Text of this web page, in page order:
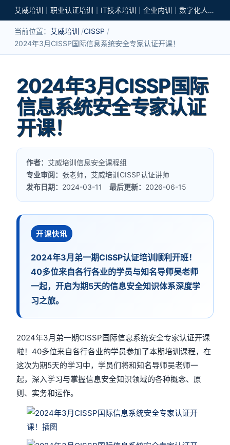
艾威培训｜职业认证培训｜IT技术培训｜企业内训｜数字化人才培养
当前位置： 艾威培训 CISSP
2024年3月CISSP国际信息系统安全专家认证开课！
2024年3月CISSP国际
信息系统安全专家认证
开课！
作者： 艾威培训信息安全课程组
专业审阅： 张老师，艾威培训CISSP认证讲师
发布日期： 2024-03-11最后更新： 2026-06-15
开课快讯
2024年3月弟一期CISSP认证培训顺利开班！
40多位来自各行各业的学员与知名导师吴老师
一起，开启为期5天的信息安全知识体系深度学
习之旅。
2024年3月弟一期CISSP国际信息系统安全专家认证开课
啦！40多位来自各行各业的学员参加了本期培训课程，在
这次为期5天的学习中，学员们将和知名导师吴老师一
起，深入学习与掌握信息安全知识领域的各种概念、原
则、实务和运作。